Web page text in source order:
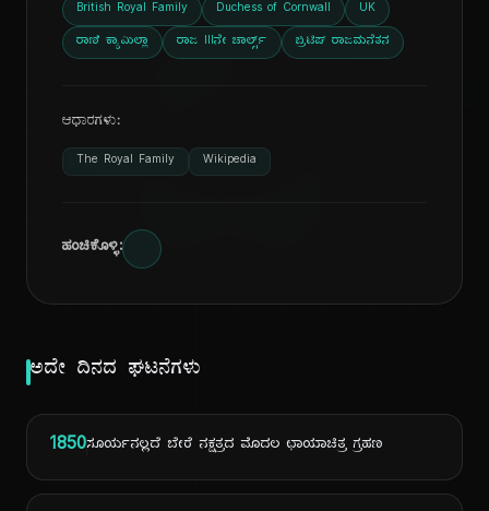
ದಿ
British Royal Family Duchess of Cornwall UK
ರಾಣಿ ಕ್ಯಾಮಿಲ್ಲಾ ರಾಜ IIIನೇ ಚಾರ್ಲ್ಸ್ ಬ್ರಿಟಿಷ್ ರಾಜಮನೆತನ
ಆಧಾರಗಳು:
The Royal Family Wikipedia
ಹಂಚಿಕೊಳ್ಳಿ:
ಅದೇ ದಿನದ ಘಟನೆಗಳು
1850ಸೂರ್ಯನಲ್ಲದೆ ಬೇರೆ ನಕ್ಷತ್ರದ ಮೊದಲ ಛಾಯಾಚಿತ್ರ ಗ್ರಹಣ